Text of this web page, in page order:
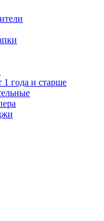
года и старше